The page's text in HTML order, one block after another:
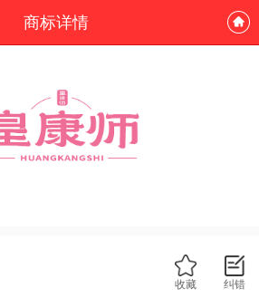
商标详情
纠错
收藏